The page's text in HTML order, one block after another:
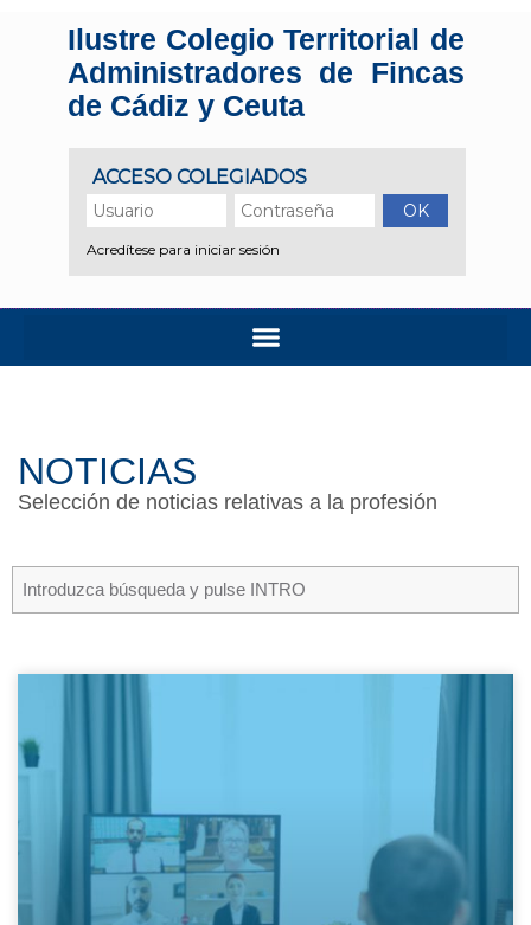
Ilustre Colegio Territorial de
Administradores de Fincas
de Cádiz y Ceuta
NOTICIAS
Selección de noticias relativas a la profesión